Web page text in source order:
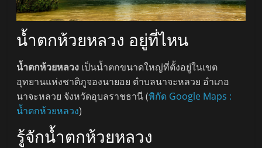
น้ำตกห้วยหลวง อยู่ที่ไหน
น้ำตกห้วยหลวง เป็นน้ำตกขนาดใหญ่ที่ตั้งอยู่ในเขต
อุทยานแห่งชาติภูจองนายอย ตำบลนาจะหลวย อำเภอ
นาจะหลวย จังหวัดอุบลราชธานี (พิกัด Google Maps :
น้ำตกห้วยหลวง)
รู้จักน้ำตกห้วยหลวง